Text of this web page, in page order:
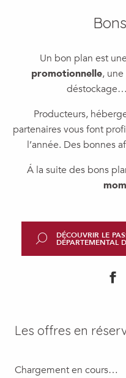
Un bon plan est
promotionnelle, une
Producteurs,
partenaires vous font
l’année. Des bonnes
Á la suite des bons
DÉCOUVRIR LE
DÉPARTEMENTAL
Les offres en
Chargement en cours…